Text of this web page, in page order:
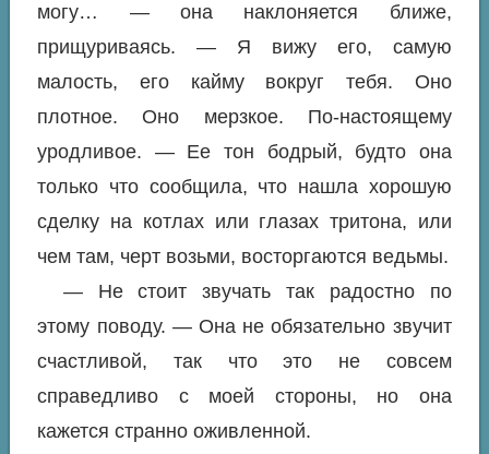
могу… — она наклоняется ближе,
прищуриваясь. — Я вижу его, самую
малость, его кайму вокруг тебя. Оно
плотное. Оно мерзкое. По-настоящему
уродливое. — Ее тон бодрый, будто она
только что сообщила, что нашла хорошую
сделку на котлах или глазах тритона, или
чем там, черт возьми, восторгаются ведьмы.
— Не стоит звучать так радостно по
этому поводу. — Она не обязательно звучит
счастливой, так что это не совсем
справедливо с моей стороны, но она
кажется странно оживленной.